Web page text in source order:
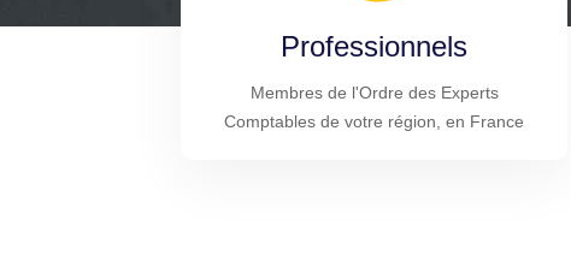
Professionnels
Membres de l'Ordre des Experts
Comptables de votre région, en France